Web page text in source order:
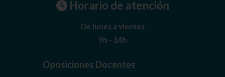
Horario de atención
De lunes a viernes
9h - 14h
Oposiciones Docentes